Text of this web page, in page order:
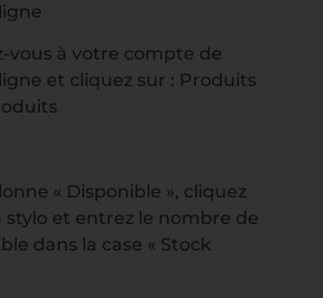
vous à votre compte de
et cliquez sur : Produits
« Disponible », cliquez
stylo et entrez le nombre de
dans la case « Stock